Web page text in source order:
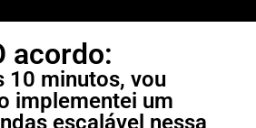
acordo:
10 minutos, vou
implementei um
escalável nessa